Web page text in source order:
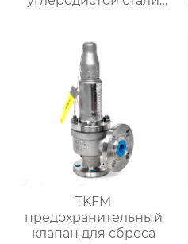
TKFM
предохранительный
клапан для сброса